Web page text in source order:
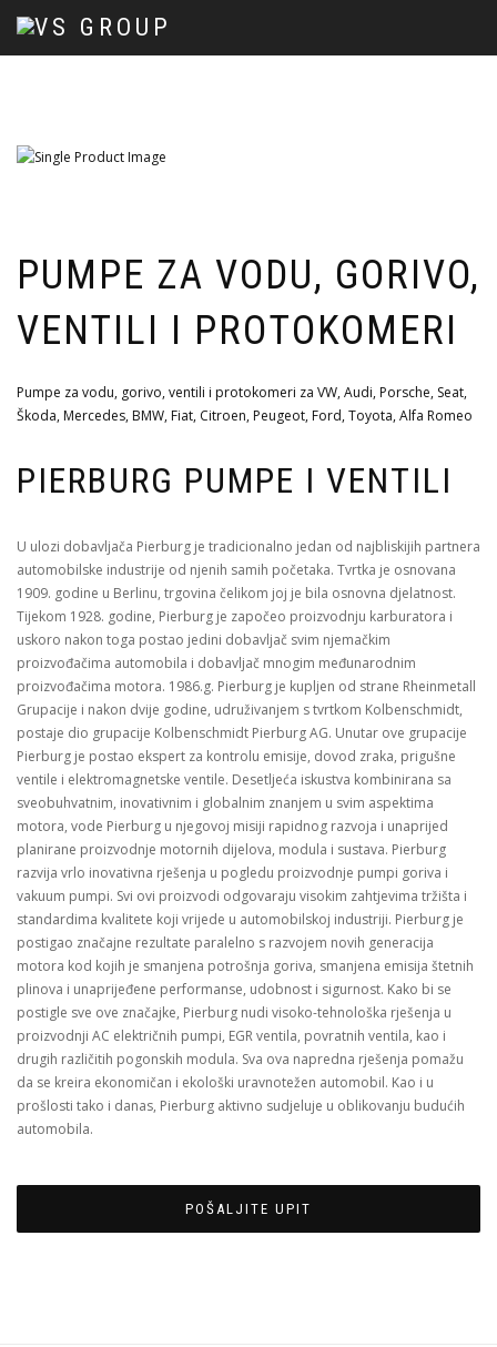
PUMPE ZA VODU, GORIVO,
VENTILI I PROTOKOMERI
Pumpe za vodu, gorivo, ventili i protokomeri za VW, Audi, Porsche, Seat,
Škoda, Mercedes, BMW, Fiat, Citroen, Peugeot, Ford, Toyota, Alfa Romeo
PIERBURG PUMPE I VENTILI
U ulozi dobavljača Pierburg je tradicionalno jedan od najbliskijih partnera
automobilske industrije od njenih samih početaka. Tvrtka je osnovana
1909. godine u Berlinu, trgovina čelikom joj je bila osnovna djelatnost.
Tijekom 1928. godine, Pierburg je započeo proizvodnju karburatora i
uskoro nakon toga postao jedini dobavljač svim njemačkim
proizvođačima automobila i dobavljač mnogim međunarodnim
proizvođačima motora. 1986.g. Pierburg je kupljen od strane Rheinmetall
Grupacije i nakon dvije godine, udruživanjem s tvrtkom Kolbenschmidt,
postaje dio grupacije Kolbenschmidt Pierburg AG. Unutar ove grupacije
Pierburg je postao ekspert za kontrolu emisije, dovod zraka, prigušne
ventile i elektromagnetske ventile. Desetljeća iskustva kombinirana sa
sveobuhvatnim, inovativnim i globalnim znanjem u svim aspektima
motora, vode Pierburg u njegovoj misiji rapidnog razvoja i unaprijed
planirane proizvodnje motornih dijelova, modula i sustava. Pierburg
razvija vrlo inovativna rješenja u pogledu proizvodnje pumpi goriva i
vakuum pumpi. Svi ovi proizvodi odgovaraju visokim zahtjevima tržišta i
standardima kvalitete koji vrijede u automobilskoj industriji. Pierburg je
postigao značajne rezultate paralelno s razvojem novih generacija
motora kod kojih je smanjena potrošnja goriva, smanjena emisija štetnih
plinova i unaprijeđene performanse, udobnost i sigurnost. Kako bi se
postigle sve ove značajke, Pierburg nudi visoko-tehnološka rješenja u
proizvodnji AC električnih pumpi, EGR ventila, povratnih ventila, kao i
drugih različitih pogonskih modula. Sva ova napredna rješenja pomažu
da se kreira ekonomičan i ekološki uravnotežen automobil. Kao i u
prošlosti tako i danas, Pierburg aktivno sudjeluje u oblikovanju budućih
automobila.
POŠALJITE UPIT